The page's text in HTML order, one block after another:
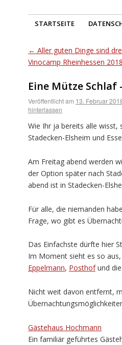
STARTSEITE
← Aller guten Dinge sind
Vinocamp Rheinhessen 2018
Eine Mütze Schlaf
Veröffentlicht am 13. Februar
hinterlassen
Wie Ihr ja bereits alle wisst,
Stadecken-Elsheim und
Am Freitag abend werden
der Option später nach
abend ist in Stadecken-
Für alle, die niemanden
Frage, wo gibt es
Das Einfachste dürfte hier
Im Moment sieht es so
Eppelmann, Posthofund die
Nicht weit davon entfernt,
Gästehaus Hochmann
Ein familiär geführtes